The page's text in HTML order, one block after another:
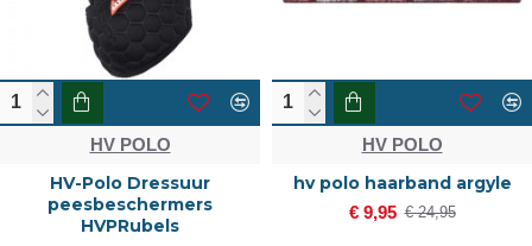
HV POLO
HV-Polo Dressuur
peesbeschermers
HVPRubels
HV POLO
hv polo haarband argyle
€ 9,95 € 24,95